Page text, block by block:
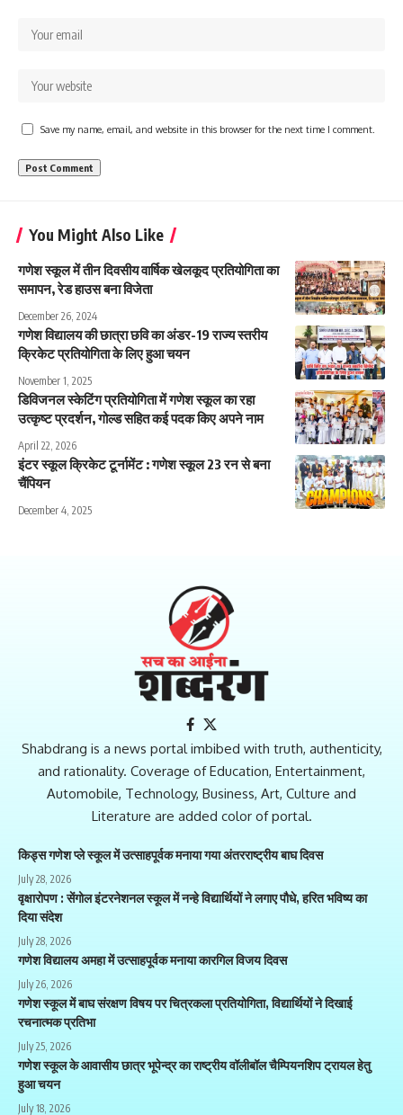
Save my name, email, and website in this browser for the next time I comment.
You Might Also Like
गणेश स्कूल में तीन दिवसीय वार्षिक खेलकूद प्रतियोगिता का
समापन, रेड हाउस बना विजेता
December 26, 2024
गणेश विद्यालय की छात्रा छवि का अंडर-19 राज्य स्तरीय
क्रिकेट प्रतियोगिता के लिए हुआ चयन
November 1, 2025
डिविजनल स्केटिंग प्रतियोगिता में गणेश स्कूल का रहा
उत्कृष्ट प्रदर्शन, गोल्ड सहित कई पदक किए अपने नाम
April 22, 2026
इंटर स्कूल क्रिकेट टूर्नामेंट : गणेश स्कूल 23 रन से बना
चैंपियन
December 4, 2025
Shabdrang is a news portal imbibed with truth, authenticity,
and rationality. Coverage of Education, Entertainment,
Automobile, Technology, Business, Art, Culture and
Literature are added color of portal.
किड्स गणेश प्ले स्कूल में उत्साहपूर्वक मनाया गया अंतरराष्ट्रीय बाघ दिवस
July 28, 2026
वृक्षारोपण : सेंगोल इंटरनेशनल स्कूल में नन्हे विद्यार्थियों ने लगाए पौधे, हरित भविष्य का
दिया संदेश
July 28, 2026
गणेश विद्यालय अमहा में उत्साहपूर्वक मनाया कारगिल विजय दिवस
July 26, 2026
गणेश स्कूल में बाघ संरक्षण विषय पर चित्रकला प्रतियोगिता, विद्यार्थियों ने दिखाई
रचनात्मक प्रतिभा
July 25, 2026
गणेश स्कूल के आवासीय छात्र भूपेन्द्र का राष्ट्रीय वॉलीबॉल चैम्पियनशिप ट्रायल हेतु
हुआ चयन
July 18, 2026